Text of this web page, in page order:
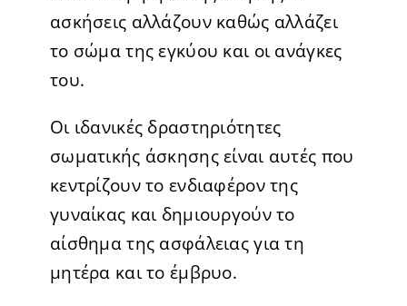
ασκήσεις αλλάζουν καθώς αλλάζει
το σώμα της εγκύου και οι ανάγκες
του.
Οι ιδανικές δραστηριότητες
σωματικής άσκησης είναι αυτές που
κεντρίζουν το ενδιαφέρον της
γυναίκας και δημιουργούν το
αίσθημα της ασφάλειας για τη
μητέρα και το έμβρυο.